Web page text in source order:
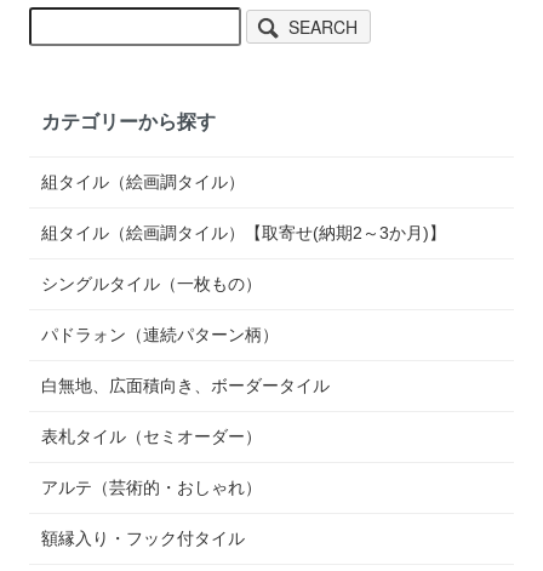
SEARCH
カテゴリーから探す
組タイル（絵画調タイル）
組タイル（絵画調タイル）【取寄せ(納期2～3か月)】
シングルタイル（一枚もの）
パドラォン（連続パターン柄）
白無地、広面積向き、ボーダータイル
表札タイル（セミオーダー）
アルテ（芸術的・おしゃれ）
額縁入り・フック付タイル